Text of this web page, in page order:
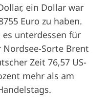
ein Dollar war
Euro zu haben.
unterdessen für
Nordsee-Sorte Brent
Zeit 76,57 US-
mehr als am